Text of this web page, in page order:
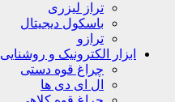
تراز لیزری
باسکول دیجیتال
ترازو
ابزار الکترونیک و روشنایی
چراغ قوه دستی
ال ای دی ها